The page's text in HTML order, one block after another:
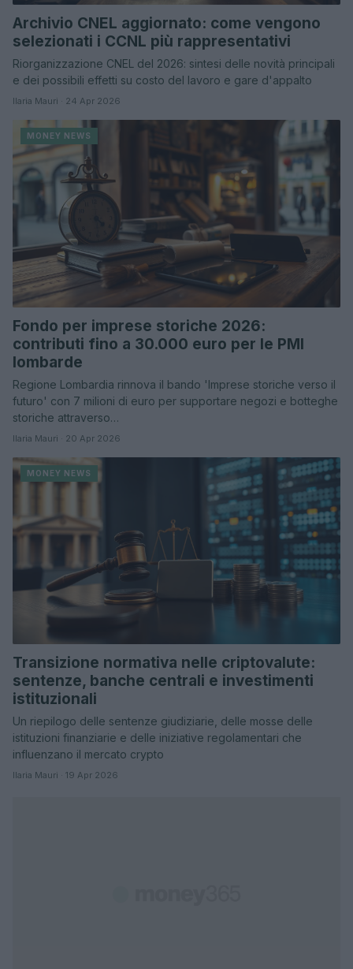
Archivio CNEL aggiornato: come vengono
selezionati i CCNL più rappresentativi
Riorganizzazione CNEL del 2026: sintesi delle novità principali
e dei possibili effetti su costo del lavoro e gare d'appalto
Ilaria Mauri · 24 Apr 2026
MONEY NEWS
Fondo per imprese storiche 2026:
contributi fino a 30.000 euro per le PMI
lombarde
Regione Lombardia rinnova il bando 'Imprese storiche verso il
futuro' con 7 milioni di euro per supportare negozi e botteghe
storiche attraverso…
Ilaria Mauri · 20 Apr 2026
MONEY NEWS
Transizione normativa nelle criptovalute:
sentenze, banche centrali e investimenti
istituzionali
Un riepilogo delle sentenze giudiziarie, delle mosse delle
istituzioni finanziarie e delle iniziative regolamentari che
influenzano il mercato crypto
Ilaria Mauri · 19 Apr 2026